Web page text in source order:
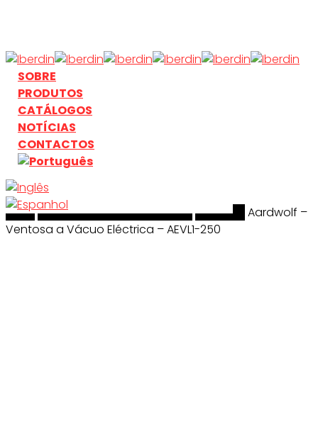
main
content
search
Menu
SOBRE
PRODUTOS
CATÁLOGOS
NOTÍCIAS
CONTACTOS
search
InícioManuseamento & ElevaçãoAardwolf
Aardwolf –
Ventosa a Vácuo Eléctrica – AEVL1-250